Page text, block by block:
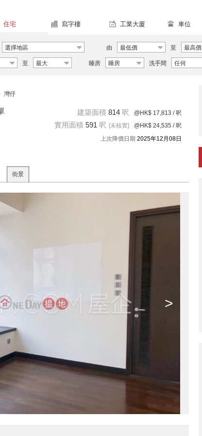
住宅 寫字樓 工業大廈 車位
選擇地區 由 最低價 至 最高價
至 最大 睡房 睡房 洗手間 任何
灣仔
建築面積 814 呎 @HK$ 17,813 / 呎
實用面積 591 呎 [未核實] @HK$ 24,535 / 呎
上次降價日期 2025年12月08日
街景
>